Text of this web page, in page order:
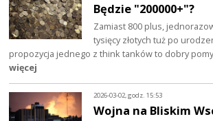
Będzie "200000+"?
Zamiast 800 plus,
tysięcy złotych tuż po
propozycja jednego z think tanków to dobry
więcej
2026-03-02, godz. 15:53
Wojna na Bliskim